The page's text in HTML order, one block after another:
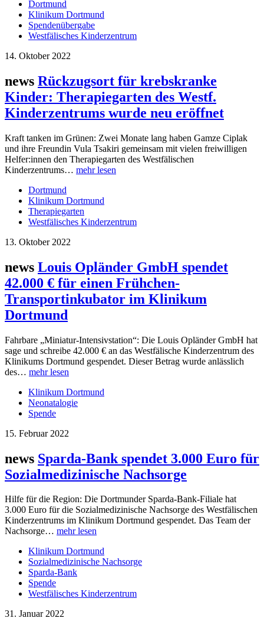
Dortmund
Klinikum Dortmund
Spendenübergabe
Westfälisches Kinderzentrum
14. Oktober 2022
news Rückzugsort für krebskranke
Kinder: Therapiegarten des Westf.
Kinderzentrums wurde neu eröffnet
Kraft tanken im Grünen: Zwei Monate lang haben Gamze Ciplak
und ihre Freundin Vula Tsakiri gemeinsam mit vielen freiwilligen
Helfer:innen den Therapiegarten des Westfälischen
Kinderzentrums… mehr lesen
Dortmund
Klinikum Dortmund
Therapiegarten
Westfälisches Kinderzentrum
13. Oktober 2022
news Louis Opländer GmbH spendet
42.000 € für einen Frühchen-
Transportinkubator im Klinikum
Dortmund
Fahrbare „Miniatur-Intensivstation“: Die Louis Opländer GmbH hat
sage und schreibe 42.000 € an das Westfälische Kinderzentrum des
Klinikums Dortmund gespendet. Dieser Betrag wurde anlässlich
des… mehr lesen
Klinikum Dortmund
Neonatalogie
Spende
15. Februar 2022
news Sparda-Bank spendet 3.000 Euro für
Sozialmedizinische Nachsorge
Hilfe für die Region: Die Dortmunder Sparda-Bank-Filiale hat
3.000 Euro für die Sozialmedizinische Nachsorge des Westfälischen
Kinderzentrums im Klinikum Dortmund gespendet. Das Team der
Nachsorge… mehr lesen
Klinikum Dortmund
Sozialmedizinische Nachsorge
Sparda-Bank
Spende
Westfälisches Kinderzentrum
31. Januar 2022